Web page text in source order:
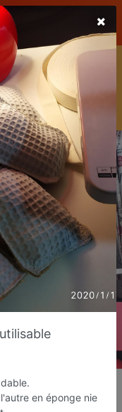
Play Store
LaCarte pour suivre vos
!
D' Ana
en éponge nie